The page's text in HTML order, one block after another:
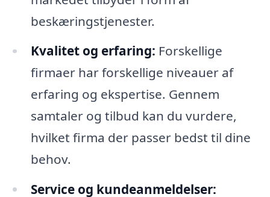
beskæringstjenester.
Kvalitet og erfaring: Forskellige
firmaer har forskellige niveauer af
erfaring og ekspertise. Gennem
samtaler og tilbud kan du vurdere,
hvilket firma der passer bedst til dine
behov.
Service og kundeanmeldelser: